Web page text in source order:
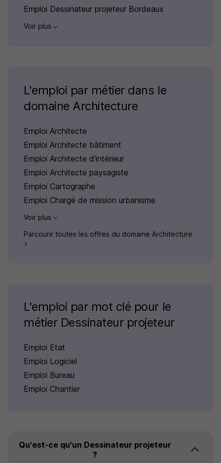
Emploi Dessinateur projeteur Bordeaux
Voir plus
L'emploi par métier dans le
domaine Architecture
Emploi Architecte
Emploi Architecte bâtiment
Emploi Architecte d'intérieur
Emploi Architecte paysagiste
Emploi Cartographe
Emploi Chargé de mission urbanisme
Voir plus
Parcourir toutes les offres du domaine Architecture
L'emploi par mot clé pour le
métier Dessinateur projeteur
Emploi Etat
Emploi Logiciel
Emploi Bureau
Emploi Chantier
Qu'est-ce qu'un Dessinateur projeteur
?